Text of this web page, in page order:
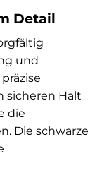
Detail
und
sicheren Halt
die
Die schwarze